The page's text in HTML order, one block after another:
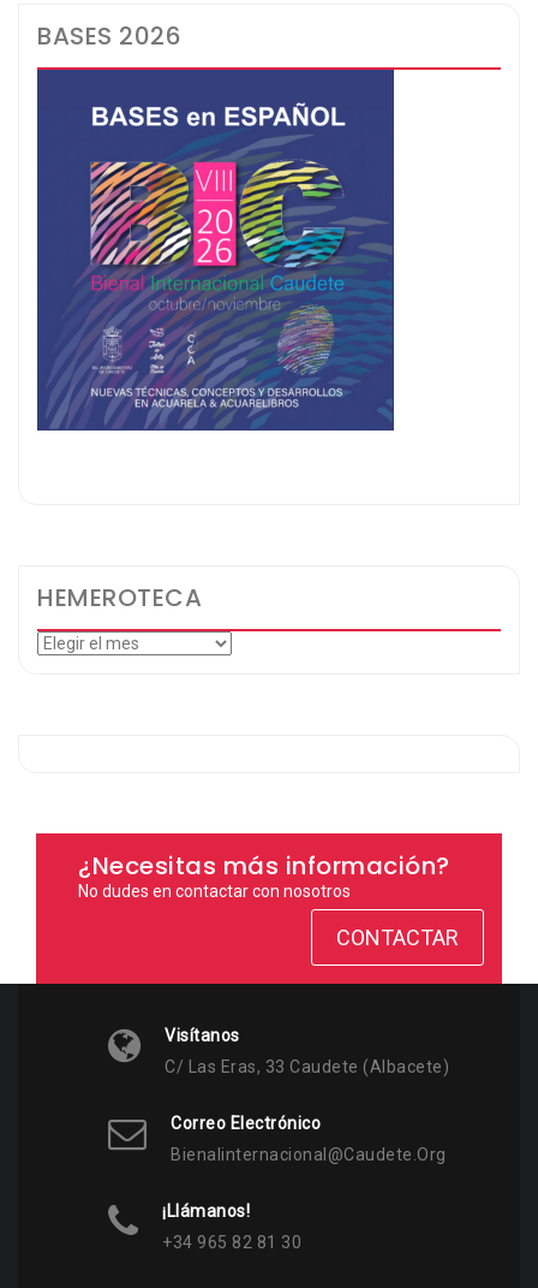
BASES 2026
HEMEROTECA
Hemeroteca
¿Necesitas más información?
No dudes en contactar con nosotros
CONTACTAR
Visítanos
C/ Las Eras, 33 Caudete (Albacete)
Correo Electrónico
Bienalinternacional@caudete.org
¡Llámanos!
+34 965 82 81 30